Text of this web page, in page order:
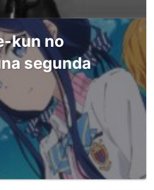
kun no
segunda